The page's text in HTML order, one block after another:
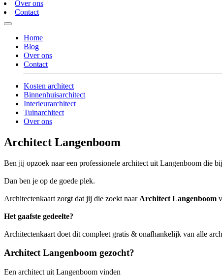
Over ons
Contact
Home
Blog
Over ons
Contact
Kosten architect
Binnenhuisarchitect
Interieurarchitect
Tuinarchitect
Over ons
Architect Langenboom
Ben jij opzoek naar een professionele architect uit Langenboom die
Dan ben je op de goede plek.
Architectenkaart zorgt dat jij die zoekt naar Architect Langenboom
Het gaafste gedeelte?
Architectenkaart doet dit compleet gratis & onafhankelijk van alle
Architect Langenboom gezocht?
Een architect uit Langenboom vinden